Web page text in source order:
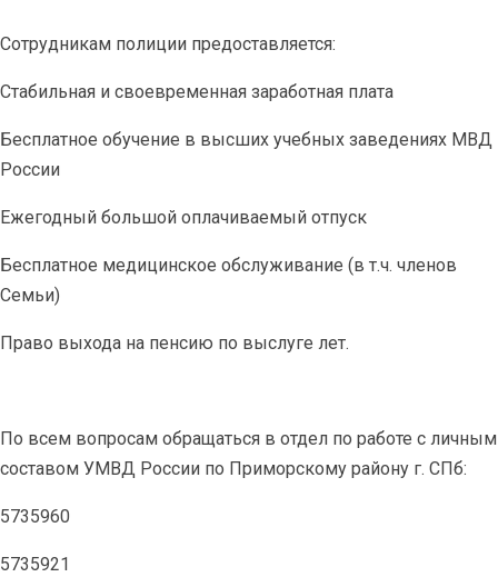
Сотрудникам полиции предоставляется:
Стабильная и своевременная заработная плата
Бесплатное обучение в высших учебных заведениях МВД
России
Ежегодный большой оплачиваемый отпуск
Бесплатное медицинское обслуживание (в т.ч. членов
Семьи)
Право выхода на пенсию по выслуге лет.
По всем вопросам обращаться в отдел по работе с личным
составом УМВД России по Приморскому району г. СПб:
5735960
5735921